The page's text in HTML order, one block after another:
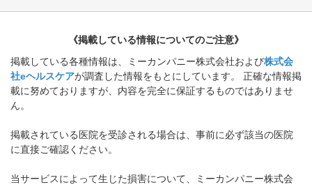
《掲載している情報についてのご注意》
掲載している各種情報は、ミーカンパニー株式会社および株式会
社eヘルスケアが調査した情報をもとにしています。 正確な情報掲
載に努めておりますが、内容を完全に保証するものではありませ
ん。
掲載されている医院を受診される場合は、事前に必ず該当の医院
に直接ご確認ください。
当サービスによって生じた損害について、ミーカンパニー株式会